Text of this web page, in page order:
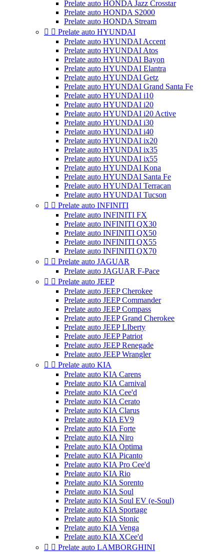
Prelate auto HONDA Jazz Crosstar
Prelate auto HONDA S2000
Prelate auto HONDA Stream
  Prelate auto HYUNDAI
Prelate auto HYUNDAI Accent
Prelate auto HYUNDAI Atos
Prelate auto HYUNDAI Bayon
Prelate auto HYUNDAI Elantra
Prelate auto HYUNDAI Getz
Prelate auto HYUNDAI Grand Santa Fe
Prelate auto HYUNDAI i10
Prelate auto HYUNDAI i20
Prelate auto HYUNDAI i20 Active
Prelate auto HYUNDAI i30
Prelate auto HYUNDAI i40
Prelate auto HYUNDAI ix20
Prelate auto HYUNDAI ix35
Prelate auto HYUNDAI ix55
Prelate auto HYUNDAI Kona
Prelate auto HYUNDAI Santa Fe
Prelate auto HYUNDAI Terracan
Prelate auto HYUNDAI Tucson
  Prelate auto INFINITI
Prelate auto INFINITI FX
Prelate auto INFINITI QX30
Prelate auto INFINITI QX50
Prelate auto INFINITI QX55
Prelate auto INFINITI QX70
  Prelate auto JAGUAR
Prelate auto JAGUAR F-Pace
  Prelate auto JEEP
Prelate auto JEEP Cherokee
Prelate auto JEEP Commander
Prelate auto JEEP Compass
Prelate auto JEEP Grand Cherokee
Prelate auto JEEP LIberty
Prelate auto JEEP Patriot
Prelate auto JEEP Renegade
Prelate auto JEEP Wrangler
  Prelate auto KIA
Prelate auto KIA Carens
Prelate auto KIA Carnival
Prelate auto KIA Cee'd
Prelate auto KIA Cerato
Prelate auto KIA Clarus
Prelate auto KIA EV9
Prelate auto KIA Forte
Prelate auto KIA Niro
Prelate auto KIA Optima
Prelate auto KIA Picanto
Prelate auto KIA Pro Cee'd
Prelate auto KIA Rio
Prelate auto KIA Sorento
Prelate auto KIA Soul
Prelate auto KIA Soul EV (e-Soul)
Prelate auto KIA Sportage
Prelate auto KIA Stonic
Prelate auto KIA Venga
Prelate auto KIA XCee'd
  Prelate auto LAMBORGHINI